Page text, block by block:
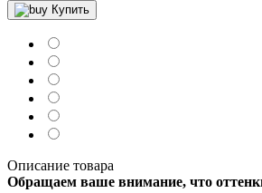
Купить
Описание товара
Обращаем ваше внимание, что